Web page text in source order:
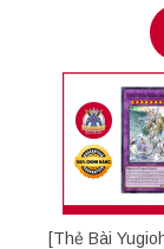
[Thẻ Bài